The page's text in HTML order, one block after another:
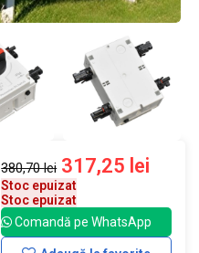
380,70lei 317,25 lei
Stoc epuizat
Stoc epuizat
Comandă pe WhatsApp